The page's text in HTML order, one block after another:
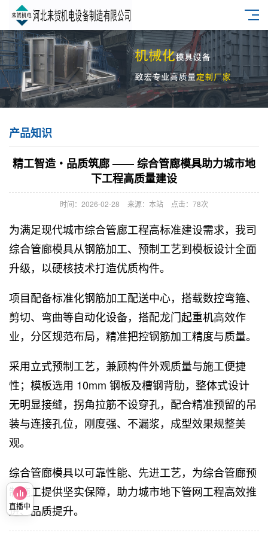
产品知识
精工智造・品质筑廊 —— 综合管廊模具助力城市地
下工程高质量建设
时间：2026-02-28 来源：本站 点击：78次
为满足现代城市综合管廊工程高标准建设需求，我司
综合管廊模具从钢筋加工、预制工艺到模板设计全面
升级，以硬核技术打造优质构件。
项目配备标准化钢筋加工配送中心，搭载数控弯箍、
剪切、弯曲等自动化设备，搭配龙门起重机高效作
业，分区规范布局，精准把控钢筋加工精度与质量。
采用立式预制工艺，兼顾构件外观质量与施工便捷
性；模板选用 10mm 钢板及槽钢背肋，整体式设计
无明显接缝，拐角拉筋不设穿孔，配合精准预留的吊
装与连接孔位，刚度强、不漏浆，成型效果规整美
观。
综合管廊模具以可靠性能、先进工艺，为综合管廊预
制施工提供坚实保障，助力城市地下管网工程高效推
进、品质提升。
直播中